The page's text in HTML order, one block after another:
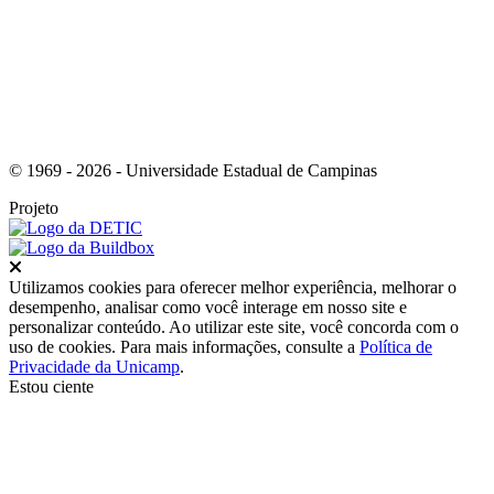
© 1969 - 2026 - Universidade Estadual de Campinas
Projeto
Utilizamos cookies para oferecer melhor experiência, melhorar o
desempenho, analisar como você interage em nosso site e
personalizar conteúdo. Ao utilizar este site, você concorda com o
uso de cookies. Para mais informações, consulte a Política de
Privacidade da Unicamp.
Estou ciente